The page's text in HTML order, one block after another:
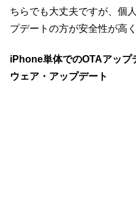
ちらでも大丈夫ですが、個
プデートの方が安全性が高
iPhone単体でのOTAアップ
ウェア・アップデート